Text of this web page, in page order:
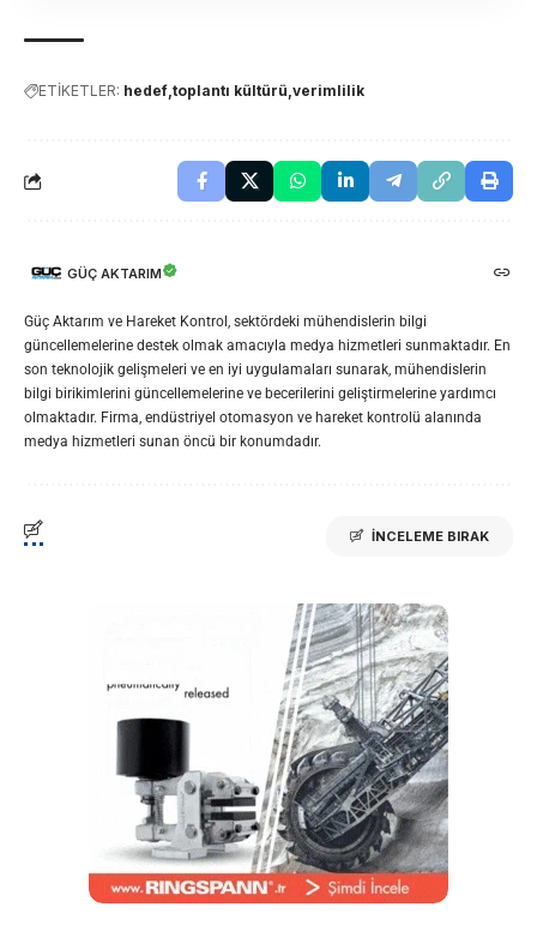
ETİKETLER: hedef toplantı kültürü verimlilik
GÜÇ AKTARIM
Güç Aktarım ve Hareket Kontrol, sektördeki mühendislerin bilgi
güncellemelerine destek olmak amacıyla medya hizmetleri sunmaktadır. En
son teknolojik gelişmeleri ve en iyi uygulamaları sunarak, mühendislerin
bilgi birikimlerini güncellemelerine ve becerilerini geliştirmelerine yardımcı
olmaktadır. Firma, endüstriyel otomasyon ve hareket kontrolü alanında
medya hizmetleri sunan öncü bir konumdadır.
İNCELEME BIRAK